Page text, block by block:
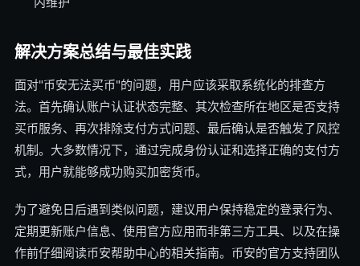
解决方案总结与最佳实践
面对"币安无法买币"的问题，用户应该采取系统化的排查方
法。首先确认账户认证状态完整、其次检查所在地区是否支持
买币服务、再次排除支付方式问题、最后确认是否触发了风控
机制。大多数情况下，通过完成身份认证和选择正确的支付方
式，用户就能够成功购买加密货币。
为了避免日后遇到类似问题，建议用户保持稳定的登录行为、
定期更新账户信息、使用官方应用而非第三方工具、以及在操
作前仔细阅读币安帮助中心的相关指南。币安的官方支持团队